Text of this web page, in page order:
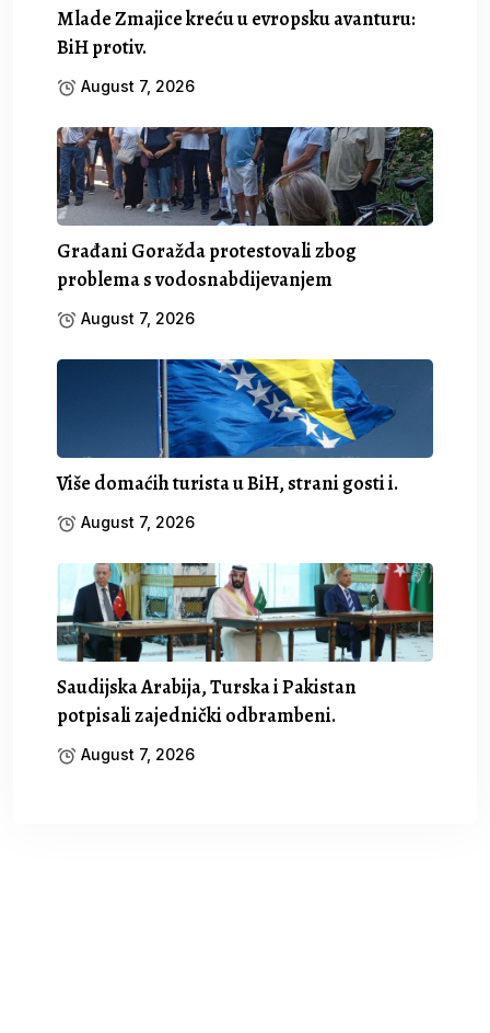
Mlade Zmajice kreću u evropsku avanturu:
BiH protiv.
August 7, 2026
Građani Goražda protestovali zbog
problema s vodosnabdijevanjem
August 7, 2026
Više domaćih turista u BiH, strani gosti i.
August 7, 2026
Saudijska Arabija, Turska i Pakistan
potpisali zajednički odbrambeni.
August 7, 2026